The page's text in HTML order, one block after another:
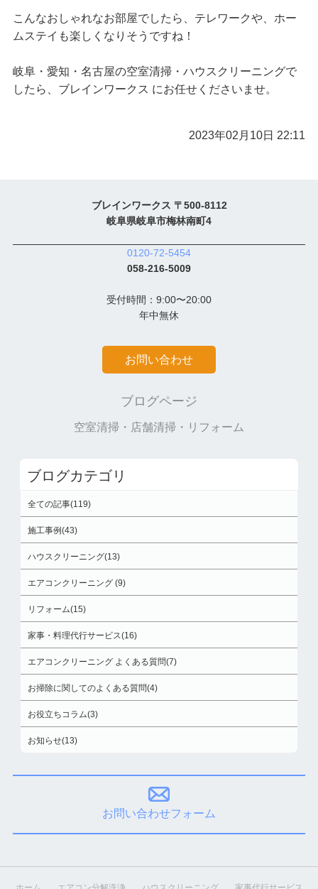
こんなおしゃれなお部屋でしたら、テレワークや、ホー
ムステイも楽しくなりそうですね！
岐阜・愛知・名古屋の空室清掃・ハウスクリーニングで
したら、ブレインワークス にお任せくださいませ。
2023年02月10日 22:11
ブレインワークス 〒500-8112
岐阜県岐阜市梅林南町4
0120-72-5454
058-216-5009
受付時間：9:00〜20:00
年中無休
お問い合わせ
ブログページ
空室清掃・店舗清掃・リフォーム
ブログカテゴリ
全ての記事(119)
施工事例(43)
ハウスクリーニング(13)
エアコンクリーニング (9)
リフォーム(15)
家事・料理代行サービス(16)
エアコンクリーニング よくある質問(7)
お掃除に関してのよくある質問(4)
お役立ちコラム(3)
お知らせ(13)
お問い合わせフォーム